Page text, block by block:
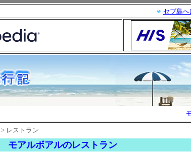
セブ島へ
> レストラン
モアルボアルのレストラン